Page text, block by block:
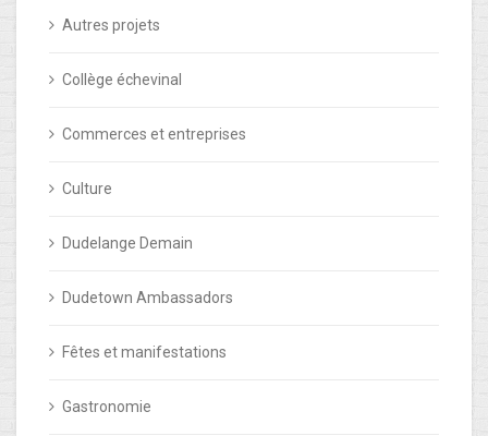
Autres projets
Collège échevinal
Commerces et entreprises
Culture
Dudelange Demain
Dudetown Ambassadors
Fêtes et manifestations
Gastronomie